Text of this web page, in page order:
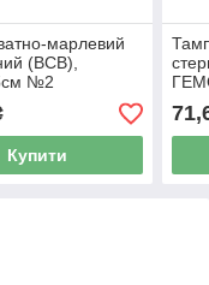
марлевий
(ВСВ),
№2
Купити